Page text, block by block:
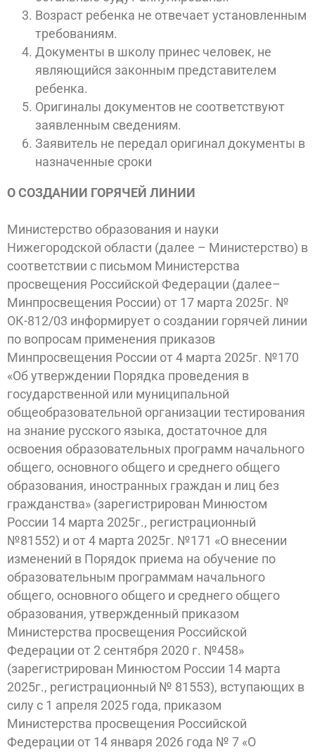
Возраст ребенка не отвечает установленным
требованиям.
Документы в школу принес человек, не
являющийся законным представителем
ребенка.
Оригиналы документов не соответствуют
заявленным сведениям.
Заявитель не передал оригинал документы в
назначенные сроки
О СОЗДАНИИ ГОРЯЧЕЙ ЛИНИИ
Министерство образования и науки
Нижегородской области (далее – Министерство) в
соответствии с письмом Министерства
просвещения Российской Федерации (далее–
Минпросвещения России) от 17 марта 2025г. №
ОК-812/03 информирует о создании горячей линии
по вопросам применения приказов
Минпросвещения России от 4 марта 2025г. №170
«Об утверждении Порядка проведения в
государственной или муниципальной
общеобразовательной организации тестирования
на знание русского языка, достаточное для
освоения образовательных программ начального
общего, основного общего и среднего общего
образования, иностранных граждан и лиц без
гражданства» (зарегистрирован Минюстом
России 14 марта 2025г., регистрационный
№81552) и от 4 марта 2025г. №171 «О внесении
изменений в Порядок приема на обучение по
образовательным программам начального
общего, основного общего и среднего общего
образования, утвержденный приказом
Министерства просвещения Российской
Федерации от 2 сентября 2020 г. №458»
(зарегистрирован Минюстом России 14 марта
2025г., регистрационный № 81553), вступающих в
силу с 1 апреля 2025 года, приказом
Министерства просвещения Российской
Федерации от 14 января 2026 года № 7 «О